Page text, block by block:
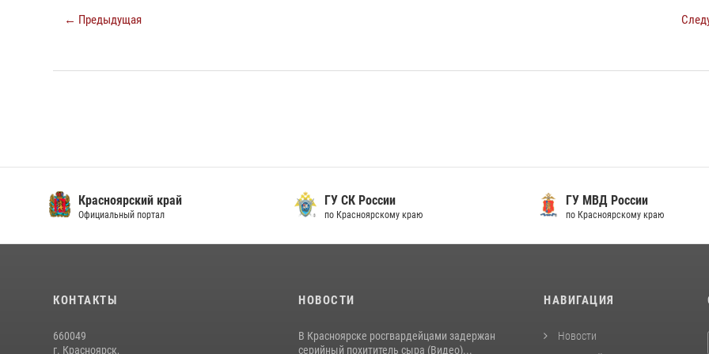
← Предыдущая
Красноярский край
Официальный портал
ГУ СК России
по Красноярскому краю
ГУ МВД России
по Красноярскому краю
КОНТАКТЫ
660049
г. Красноярск,
НОВОСТИ
В Красноярске росгвардейцами задержан
серийный похититель сыра (Видео)...
НАВИГАЦИЯ
Новости